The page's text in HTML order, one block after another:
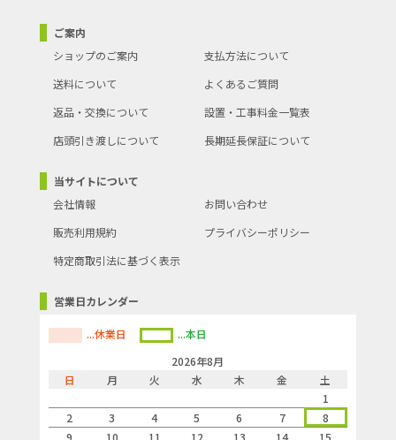
ご案内
ショップのご案内
支払方法について
送料について
よくあるご質問
返品・交換について
設置・工事料金一覧表
店頭引き渡しについて
長期延長保証について
当サイトについて
会社情報
お問い合わせ
販売利用規約
プライバシーポリシー
特定商取引法に基づく表示
営業日カレンダー
...休業日
...本日
2026年8月
日
月 火 水 木 金
土
1
2
3 4 5 6 7
8
9
10 11 12 13 14 15